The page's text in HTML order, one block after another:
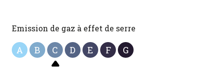
Emission de gaz à effet de serre
A B C D E F G